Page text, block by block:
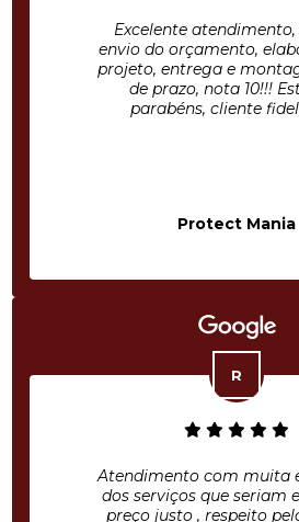
Excelente atendimento,
envio do orçamento,
projeto, entrega e
de prazo, nota 10!!!
parabéns, cliente
Protect Mania
Atendimento com muita
dos serviços que seriam
preço justo , respeito